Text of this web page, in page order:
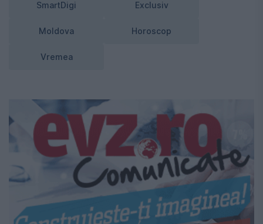
SmartDigi Exclusiv
Moldova Horoscop
Vremea